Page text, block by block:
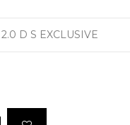
D S EXCLUSIVE